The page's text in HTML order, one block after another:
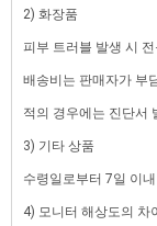
2) 화장품
피부 트러블 발생 시
배송비는 판매자가 부
적의 경우에는 진단서
3) 기타 상품
수령일로부터 7일 이
4) 모니터 해상도의 차